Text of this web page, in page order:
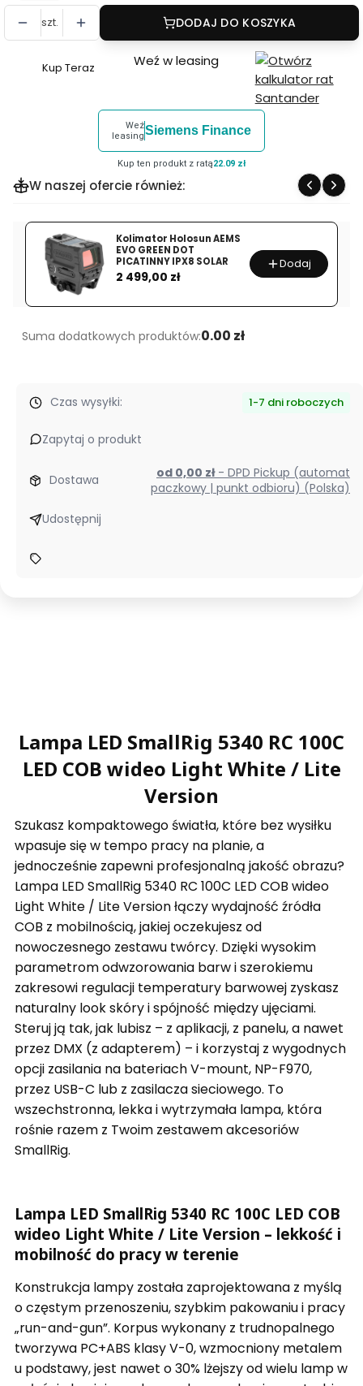
szt. DODAJ DO KOSZYKA
Szybki
SmallRig
RC
100C
LED
COB
wideo
Light
Version
Kup Teraz Weź w leasing
Weź
leasingSiemens Finance
Kup ten produkt z ratą22.09 zł
W naszej ofercie również:
Kolimator Holosun AEMS
EVO GREEN DOT
PICATINNY IPX8 SOLAR
Cena
2 499,00 zł
Dodaj
Suma dodatkowych produktów:0.00 zł
Czas wysyłki: 1-7 dni roboczych
Zapytaj o produkt
Dostawa od 0,00 zł - DPD Pickup (automat
paczkowy | punkt odbioru) (Polska)
Udostępnij
Lampa LED SmallRig 5340 RC 100C
LED COB wideo Light White / Lite
Version
Szukasz kompaktowego światła, które bez wysiłku
wpasuje się w tempo pracy na planie, a
jednocześnie zapewni profesjonalną jakość obrazu?
Lampa LED SmallRig 5340 RC 100C LED COB wideo
Light White / Lite Version łączy wydajność źródła
COB z mobilnością, jakiej oczekujesz od
nowoczesnego zestawu twórcy. Dzięki wysokim
parametrom odwzorowania barw i szerokiemu
zakresowi regulacji temperatury barwowej zyskasz
naturalny look skóry i spójność między ujęciami.
Steruj ją tak, jak lubisz – z aplikacji, z panelu, a nawet
przez DMX (z adapterem) – i korzystaj z wygodnych
opcji zasilania na bateriach V-mount, NP-F970,
przez USB-C lub z zasilacza sieciowego. To
wszechstronna, lekka i wytrzymała lampa, która
rośnie razem z Twoim zestawem akcesoriów
SmallRig.
Lampa LED SmallRig 5340 RC 100C LED COB
wideo Light White / Lite Version – lekkość i
mobilność do pracy w terenie
Konstrukcja lampy została zaprojektowana z myślą
o częstym przenoszeniu, szybkim pakowaniu i pracy
„run-and-gun”. Korpus wykonany z trudnopalnego
tworzywa PC+ABS klasy V-0, wzmocniony metalem
u podstawy, jest nawet o 30% lżejszy od wielu lamp w